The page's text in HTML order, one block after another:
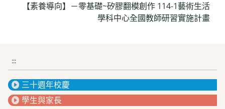
【素養導向】－零基礎~矽膠翻模創作 114-1藝術生活
學科中心全國教師研習實施計畫
:::
三十週年校慶
學生與家長